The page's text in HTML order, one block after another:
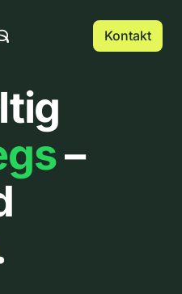
Kontakt
–